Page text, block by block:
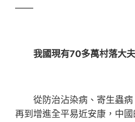
——
我國現有70多萬村落大
從防治沾染病、寄生蟲病
再到增進全平易近安康，中